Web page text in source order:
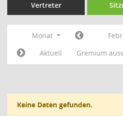
Vertreter
Monat
Aktuell
Gremium
Keine Daten gefunden.